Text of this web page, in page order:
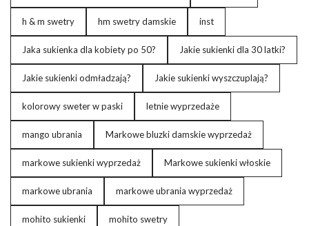
h & m swetry hm swetry damskie inst
Jaka sukienka dla kobiety po 50? Jakie sukienki dla 30 latki?
Jakie sukienki odmładzają? Jakie sukienki wyszczuplają?
kolorowy sweter w paski letnie wyprzedaże
mango ubrania Markowe bluzki damskie wyprzedaż
markowe sukienki wyprzedaż Markowe sukienki włoskie
markowe ubrania markowe ubrania wyprzedaż
mohito sukienki mohito swetry